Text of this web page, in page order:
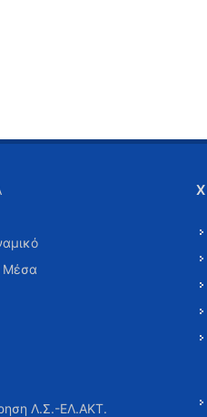
Μέσα
Λ.Σ.-ΕΛ.ΑΚΤ.